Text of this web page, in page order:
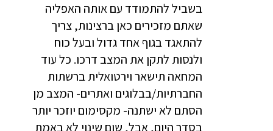
בשביל להתמודד עם אותה האפליה
שאתם מזכירים כאן ברצינות, צריך
להתאגד בגוף אחד גדול ובעל כוח
ולנסות לתקן את המצב דרכו. כל עוד
המחאה תישאר וירטואלית ברשתות
החברתיות/בבלוגים ואתרים- המצב מן
הסתם לא ישתנה- מקסימום יוזכר יותר
בסדר היום, אבל, שום שינוי לא באמת